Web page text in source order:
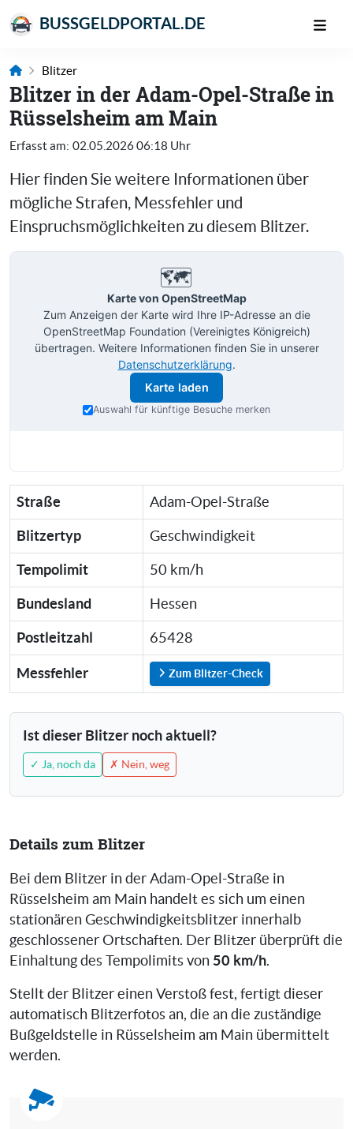
BUSSGELDPORTAL.DE
Blitzer
Blitzer in der Adam-Opel-Straße in
Rüsselsheim am Main
Erfasst am: 02.05.2026 06:18 Uhr
Hier finden Sie weitere Informationen über
mögliche Strafen, Messfehler und
Einspruchsmöglichkeiten zu diesem Blitzer.
🗺️
Karte von OpenStreetMap
Zum Anzeigen der Karte wird Ihre IP-Adresse an die
OpenStreetMap Foundation (Vereinigtes Königreich)
übertragen. Weitere Informationen finden Sie in unserer
Datenschutzerklärung.
Karte laden
Auswahl für künftige Besuche merken
Straße Adam-Opel-Straße
Blitzertyp Geschwindigkeit
Tempolimit 50 km/h
Bundesland Hessen
Postleitzahl 65428
Messfehler Zum Blitzer-Check
Ist dieser Blitzer noch aktuell?
✓ Ja, noch da ✗ Nein, weg
Details zum Blitzer
Bei dem Blitzer in der Adam-Opel-Straße in
Rüsselsheim am Main handelt es sich um einen
stationären Geschwindigkeitsblitzer innerhalb
geschlossener Ortschaften. Der Blitzer überprüft die
Einhaltung des Tempolimits von 50 km/h.
Stellt der Blitzer einen Verstoß fest, fertigt dieser
automatisch Blitzerfotos an, die an die zuständige
Bußgeldstelle in Rüsselsheim am Main übermittelt
werden.